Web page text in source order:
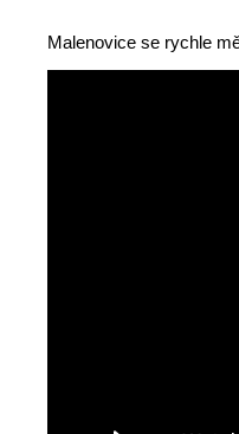
Malenovice se rychle